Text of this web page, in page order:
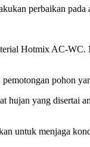
perbaikan
Hotmix AC-
pohon
hujan yang disertai
untuk menjaga